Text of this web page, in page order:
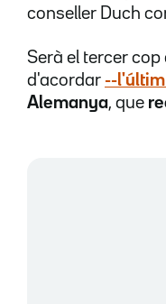
conseller Duch
Serà el tercer
d'acordar --l'últim
Alemanya, que